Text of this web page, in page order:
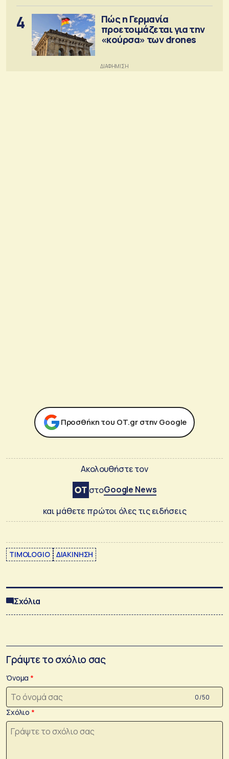
4
Πώς η Γερμανία
προετοιμάζεται για την
«κούρσα» των drones
Προσθήκη του ΟΤ.gr στην Google
Ακολουθήστε τον
στοGoogle News
και μάθετε πρώτοι όλες τις ειδήσεις
TIMOLOGIO ΔΙΑΚΙΝΗΣΗ
Σχόλια
Γράψτε το σχόλιο σας
Όνομα
0 /50
Σχόλιο